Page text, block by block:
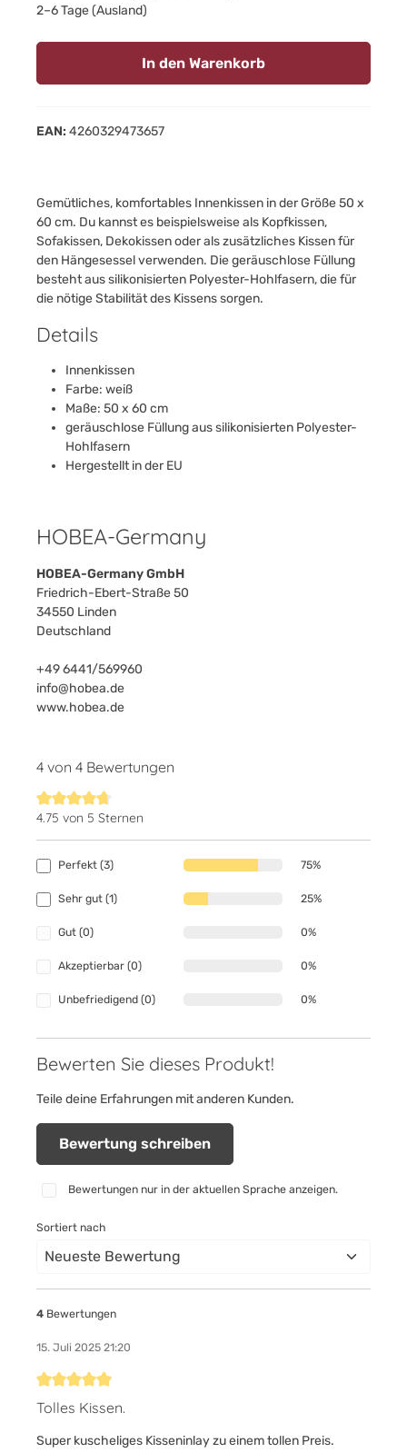
2–6 Tage (Ausland)
In den Warenkorb
EAN: 4260329473657
Gemütliches, komfortables Innenkissen in der Größe 50 x
60 cm. Du kannst es beispielsweise als Kopfkissen,
Sofakissen, Dekokissen oder als zusätzliches Kissen für
den Hängesessel verwenden. Die geräuschlose Füllung
besteht aus silikonisierten Polyester-Hohlfasern, die für
die nötige Stabilität des Kissens sorgen.
Details
Innenkissen
Farbe: weiß
Maße: 50 x 60 cm
geräuschlose Füllung aus silikonisierten Polyester-
Hohlfasern
Hergestellt in der EU
HOBEA-Germany
HOBEA-Germany GmbH
Friedrich-Ebert-Straße 50
34550 Linden
Deutschland
+49 6441/569960
info@hobea.de
www.hobea.de
4 von 4 Bewertungen
Durchschnittliche Bewertung von 4.7 von 5 Sternen
4.75 von 5 Sternen
Perfekt (3) 75%
Sehr gut (1) 25%
Gut (0) 0%
Akzeptierbar (0) 0%
Unbefriedigend (0) 0%
Bewerten Sie dieses Produkt!
Teile deine Erfahrungen mit anderen Kunden.
Bewertung schreiben
Bewertungen nur in der aktuellen Sprache anzeigen.
Sortiert nach
4 Bewertungen
15. Juli 2025 21:20
Bewertung mit 5 von 5 Sternen
Tolles Kissen.
Super kuscheliges Kisseninlay zu einem tollen Preis.